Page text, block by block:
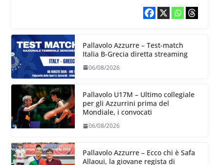
Pallavolo Azzurre – Test-match
Italia B-Grecia diretta streaming
06/08/2026
Pallavolo U17M – Ultimo collegiale
per gli Azzurrini prima del
Mondiale, i convocati
06/08/2026
Pallavolo Azzurre – Ecco chi è Safa
Allaoui, la giovane regista di